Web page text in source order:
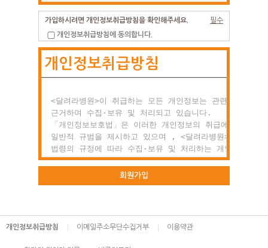
이용자의 권리, 의미 및 책임사항 등을 규정함을 목적
  합니다.
제2조 약관의 효력과 변경
(1) 이 약관은 이용자에게 공시함으로서 효력이 발생
(2) 달려라병원는 사정 변경의 경우와 영업상 중요사유
      전항과 같은 방법으로 효력이 발생합니다.
제3조 약관 외 준칙
  이 약관에 명시되지 않은 사항이 관계법령에 규정되어
  있을 경우에는 그 규정에 따릅니다.
○ 제2장 회원 가입과 서비스 이용
  양식을 작성하고 'ID'와 '비밀번호'를 발급받은 사람을
필수
가입하시려면 개인정보취급방침을 확인해주세요.
개인정보취급방침에 동의합니다.
개인정보취급방침
<달려라병원>이 취급하는 모든 개인정보는 관련 법령에
근거하여 수집·보유 및 처리되고 있습니다.
「개인정보보호법」은 이러한 개인정보의 취급에 대한
일반적 규범을 제시하고 있으며 , <달려라병원>은 이러한
법령의 규정에 따라 수집·보유 및 처리하는 개인정보를
공공업무의 적절한 수행과 정보주체의 권익을 보호하기
위해 적법하고 적정하게 취급할 것입니다.
권익의 침해 등에 대하여 행정심판법에서 정하는 바에 따
회원가입
개인정보취급방침 이메일주소무단수집거부 이용약관